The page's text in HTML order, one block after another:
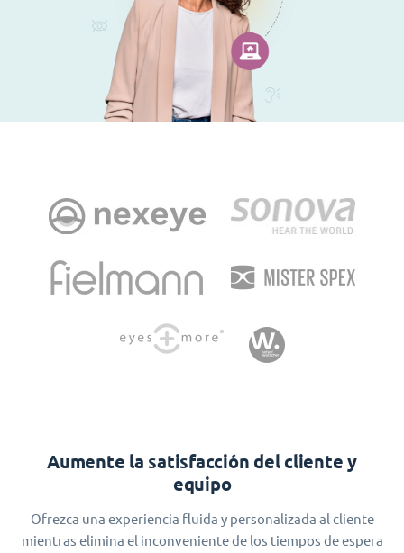
Aumente la satisfacción del cliente y
equipo
Ofrezca una experiencia fluida y personalizada al cliente
mientras elimina el inconveniente de los tiempos de espera